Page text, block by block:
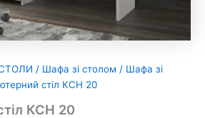
/ Шафа зі столом / Шафа зі
стіл КСН 20
КСН 20